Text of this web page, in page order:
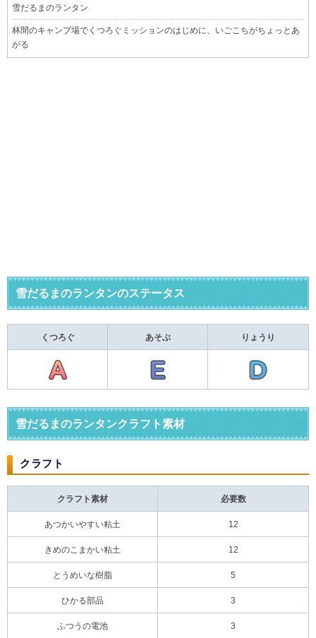
雪だるまのランタン
林間のキャンプ場でくつろぐミッションのはじめに、いごこちがちょっとあ
がる
雪だるまのランタンのステータス
くつろぐ あそぶ りょうり
雪だるまのランタンクラフト素材
クラフト
クラフト素材 必要数
あつかいやすい粘土 12
きめのこまかい粘土 12
とうめいな樹脂 5
ひかる部品 3
ふつうの電池 3